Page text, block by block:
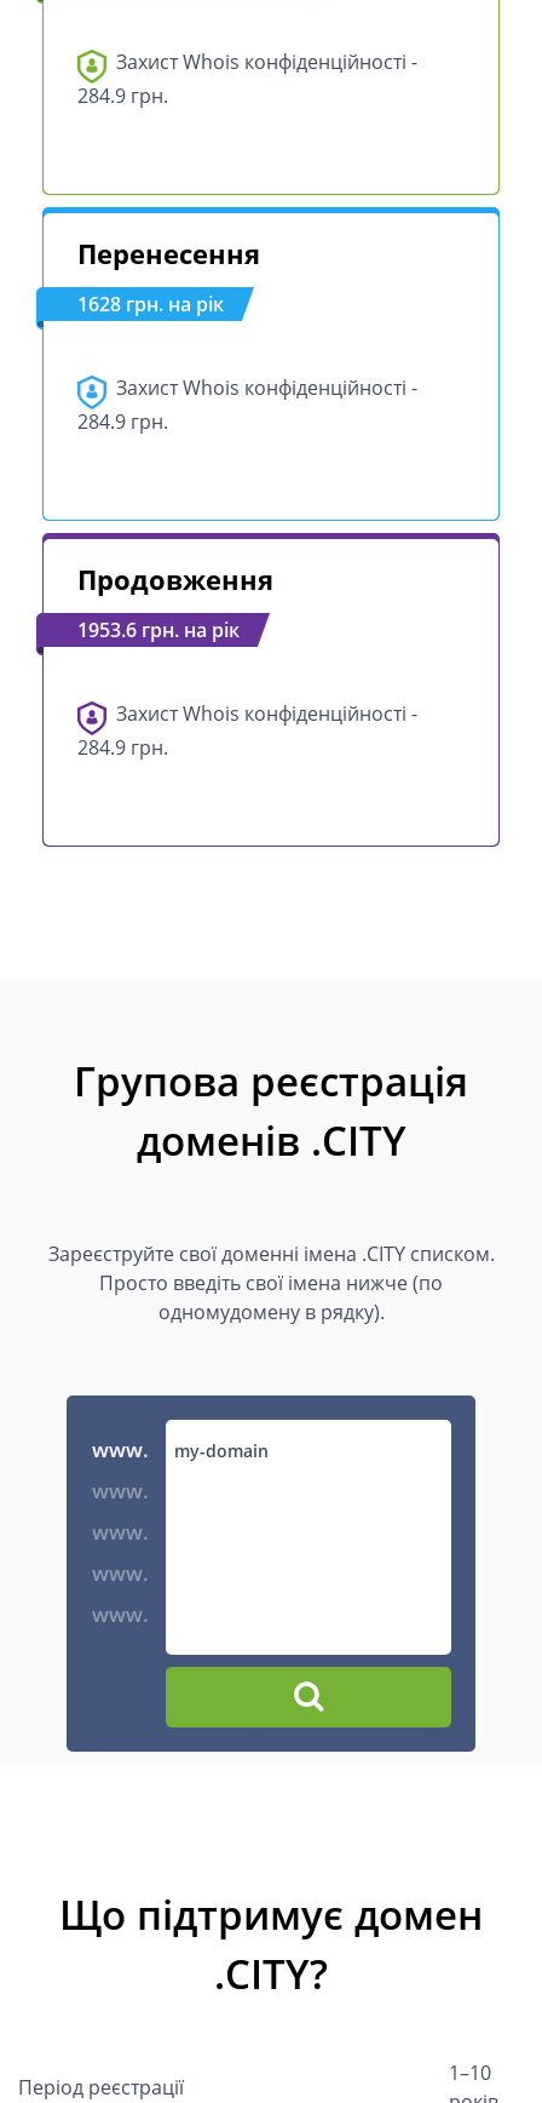
Захист Whois конфіденційності -
284.9 грн.
Перенесення
1628 грн. на рік
Захист Whois конфіденційності -
284.9 грн.
Продовження
1953.6 грн. на рік
Захист Whois конфіденційності -
284.9 грн.
Групова реєстрація
доменів .CITY
Зареєструйте свої доменні імена .CITY списком.
Просто введіть свої імена нижче (по
одномудомену в рядку).
www.
www.
www.
www.
www.
Що підтримує домен
.CITY?
Період реєстрації
1–10